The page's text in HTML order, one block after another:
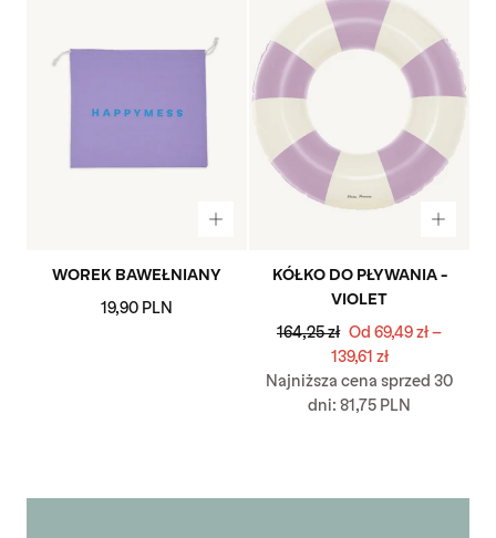
WOREK BAWEŁNIANY
Cena
19,90 PLN
KÓŁKO DO PŁYWANIA -
VIOLET
Cena
regularna
164,25 zł Od Minimalna
cena
69,49 zł-
139,61 zł
Najniższa cena sprzed 30
dni: 81,75 PLN